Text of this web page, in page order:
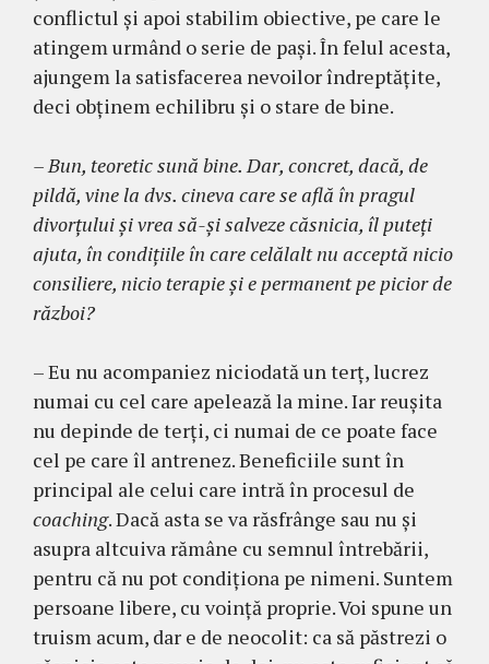
conflictul şi apoi stabilim obiective, pe care le
atingem urmând o serie de paşi. În felul acesta,
ajungem la satisfacerea nevoilor îndreptăţite,
deci obţinem echilibru şi o stare de bine.
– Bun, teoretic sună bine. Dar, concret, dacă, de
pildă, vine la dvs. cineva care se află în pragul
divorţului şi vrea să-şi salveze căsnicia, îl puteţi
ajuta, în condițiile în care celălalt nu acceptă nicio
consiliere, nicio terapie şi e permanent pe picior de
război?
– Eu nu acompaniez niciodată un terț, lucrez
numai cu cel care apelează la mine. Iar reușita
nu depinde de terți, ci numai de ce poate face
cel pe care îl antrenez. Beneficiile sunt în
principal ale celui care intră în procesul de
coaching. Dacă asta se va răsfrânge sau nu și
asupra altcuiva rămâne cu semnul întrebării,
pentru că nu pot condiționa pe nimeni. Suntem
persoane libere, cu voinţă proprie. Voi spune un
truism acum, dar e de neocolit: ca să păstrezi o